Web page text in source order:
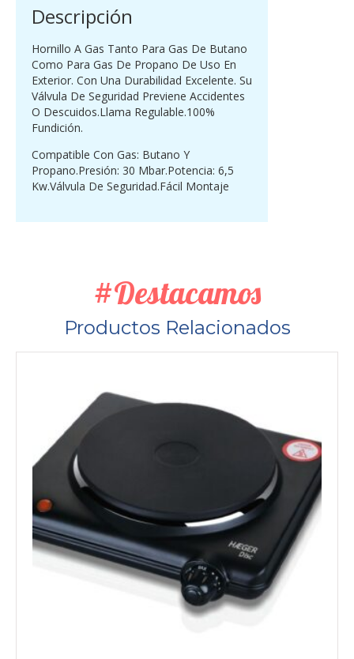
Descripción
Hornillo A Gas Tanto Para Gas De Butano
Como Para Gas De Propano De Uso En
Exterior. Con Una Durabilidad Excelente. Su
Válvula De Seguridad Previene Accidentes
O Descuidos.Llama Regulable.100%
Fundición.
Compatible Con Gas: Butano Y
Propano.Presión: 30 Mbar.Potencia: 6,5
Kw.Válvula De Seguridad.Fácil Montaje
#Destacamos
Productos Relacionados